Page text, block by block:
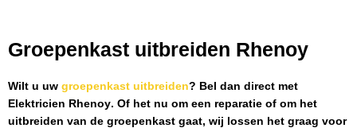
Groepenkast uitbreiden Rhenoy
Wilt u uw groepenkast uitbreiden? Bel dan direct met
Elektricien Rhenoy. Of het nu om een reparatie of om het
uitbreiden van de groepenkast gaat, wij lossen het graag voor